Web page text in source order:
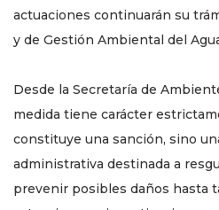
actuaciones continuarán su
y de Gestión Ambiental del
Desde la Secretaría de
medida tiene carácter
constituye una sanción, sino
administrativa destinada a
prevenir posibles daños hasta